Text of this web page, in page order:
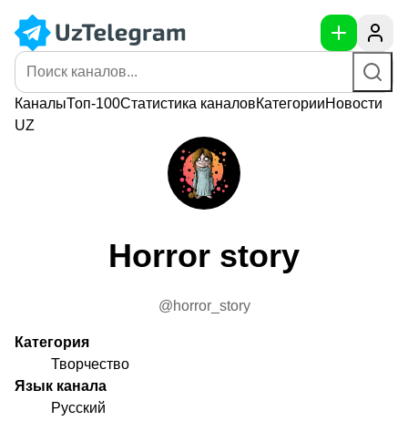
КаналыТоп-100Статистика каналовКатегорииНовости
UZ
Horror story
@horror_story
Категория
Творчество
Язык канала
Русский